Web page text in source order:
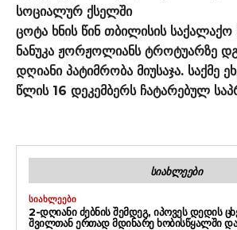
სოციალურ ქსელში
ცოტა ხნის წინ თბილისის
ნანუკა ჟორჟოლიანს ტროტუარზე
დღიანი პატიმრობა მიუსაჯა. საქმე
წლის 16 დეკემბერს ჩატარებულ
ᲡᲘᲐᲮᲚᲔᲔᲑᲘ
ᲡᲘᲐᲮᲚᲔᲔᲑᲘ
2-ᲓᲦᲘᲐᲜᲘ ᲫᲔᲑᲜᲘᲡ ᲨᲔᲛᲓᲔᲒ, ᲘᲞᲝᲕᲔᲡ ᲓᲔᲓᲘᲡ
ᲨᲕᲘᲚᲗᲐᲜ ᲔᲠᲗᲐᲓ ᲛᲓᲘᲜᲐᲠᲔ ᲮᲝᲑᲘᲡᲬᲧᲐᲚᲨᲘ